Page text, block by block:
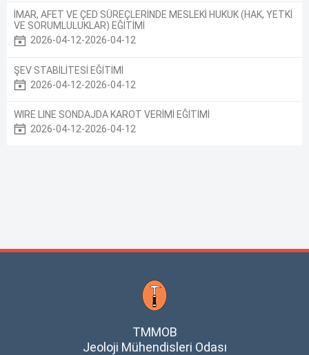
İMAR, AFET VE ÇED SÜREÇLERİNDE MESLEKİ HUKUK (HAK, YETKİ
VE SORUMLULUKLAR) EĞİTİMİ
2026-04-12-2026-04-12
ŞEV STABİLİTESİ EĞİTİMİ
2026-04-12-2026-04-12
WIRE LINE SONDAJDA KAROT VERİMİ EĞİTİMİ
2026-04-12-2026-04-12
TMMOB
Jeoloji Mühendisleri Odası